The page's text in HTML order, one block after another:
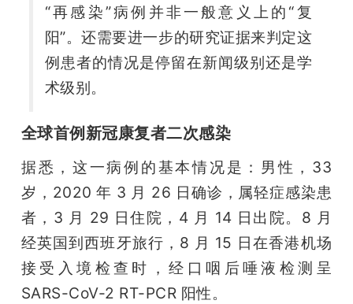
机
“再感染”病例并非一般意义上的“复
阳”。还需要进一步的研究证据来判定这
例患者的情况是停留在新闻级别还是学
术级别。
全球首例新冠康复者二次感染
据悉，这一病例的基本情况是：男性，33
岁，2020 年 3 月 26 日确诊，属轻症感染患
者，3 月 29 日住院，4 月 14 日出院。8 月
经英国到西班牙旅行，8 月 15 日在香港机场
接受入境检查时，经口咽后唾液检测呈
SARS-CoV-2 RT-PCR 阳性。